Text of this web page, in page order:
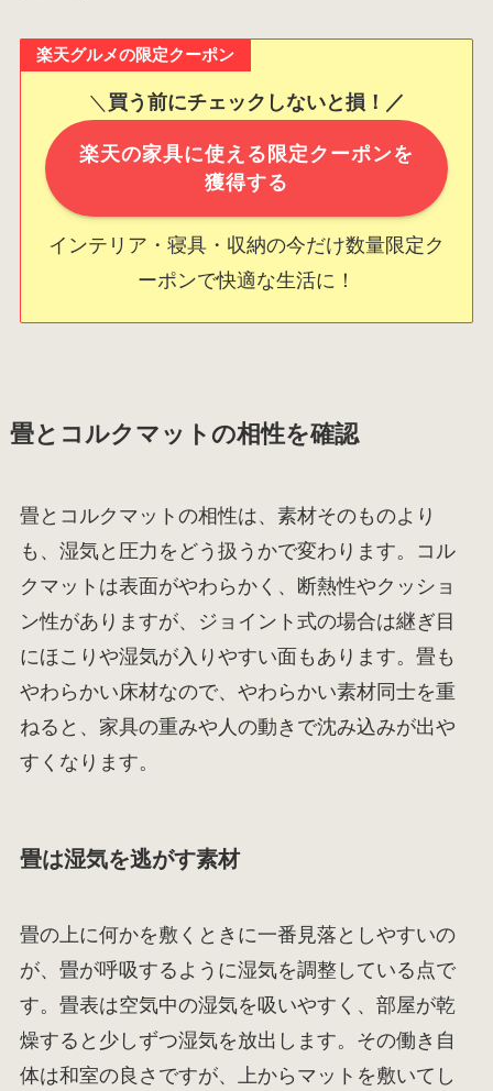
楽天グルメの限定クーポン
＼ 買う前にチェックしないと損！／
楽天の家具に使える限定クーポンを
獲得する
インテリア・寝具・収納の今だけ数量限定ク
ーポンで快適な生活に！
畳とコルクマットの相性を確認
畳とコルクマットの相性は、素材そのものより
も、湿気と圧力をどう扱うかで変わります。コル
クマットは表面がやわらかく、断熱性やクッショ
ン性がありますが、ジョイント式の場合は継ぎ目
にほこりや湿気が入りやすい面もあります。畳も
やわらかい床材なので、やわらかい素材同士を重
ねると、家具の重みや人の動きで沈み込みが出や
すくなります。
畳は湿気を逃がす素材
畳の上に何かを敷くときに一番見落としやすいの
が、畳が呼吸するように湿気を調整している点で
す。畳表は空気中の湿気を吸いやすく、部屋が乾
燥すると少しずつ湿気を放出します。その働き自
体は和室の良さですが、上からマットを敷いてし